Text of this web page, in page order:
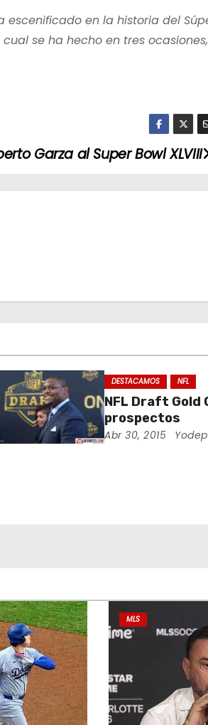
en la historia del
se ha hecho en tres
Garza al Super Bowl XLVIII
DESTACAMOS NFL
NFL Draft Gold
prospectos
Abr 30, 2015
MLS